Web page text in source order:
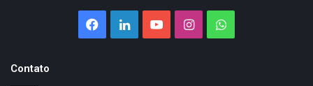
Facebook
LinkedinYouTubeInstagramWhatsApp
Contato